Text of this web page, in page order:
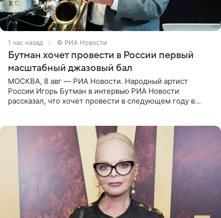
1 час назад © РИА Новости
Бутман хочет провести в России первый
масштабный джазовый бал
МОСКВА, 8 авг — РИА Новости. Народный артист
России Игорь Бутман в интервью РИА Новости
рассказал, что хочет провести в следующем году в